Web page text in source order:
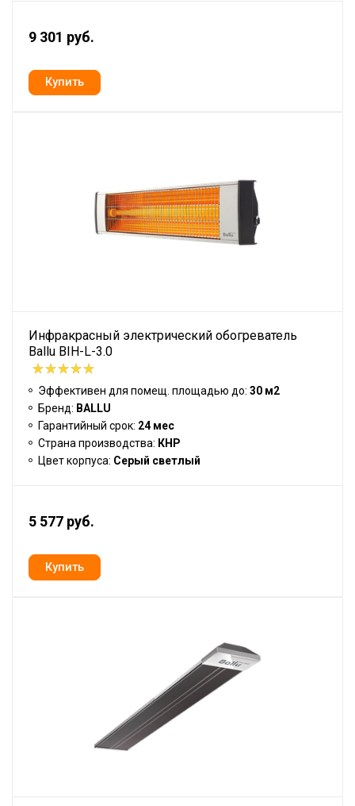
9 301 руб.
Инфракрасный электрический обогреватель
Ballu BIH-L-3.0
Эффективен для помещ. площадью до: 30 м2
Бренд: BALLU
Гарантийный срок: 24 мес
Страна производства: КНР
Цвет корпуса: Серый светлый
5 577 руб.